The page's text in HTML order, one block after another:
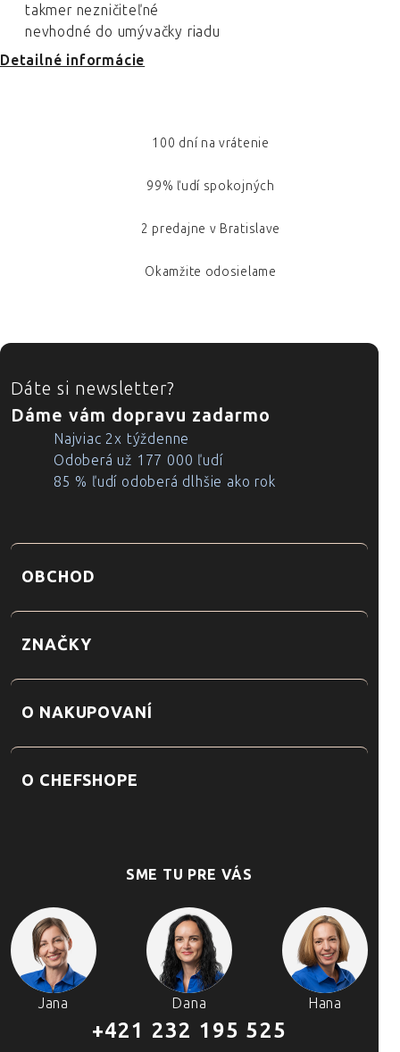
takmer nezničiteľné
nevhodné do umývačky riadu
Detailné informácie
100 dní na vrátenie
99% ľudí spokojných
2 predajne v Bratislave
Okamžite odosielame
ZÁPÄTIE
Dáte si newsletter?
Dáme vám dopravu zadarmo
Najviac 2x týždenne
Odoberá už 177 000 ľudí
85 % ľudí odoberá dlhšie ako rok
OBCHOD
ZNAČKY
O NAKUPOVANÍ
O CHEFSHOPE
SME TU PRE VÁS
Jana Dana Hana
+421 232 195 525